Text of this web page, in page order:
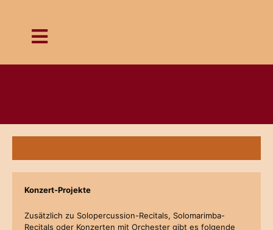
Konzert-Projekte
Zusätzlich zu Solopercussion-Recitals, Solomarimba-
Recitals oder Konzerten mit Orchester gibt es folgende